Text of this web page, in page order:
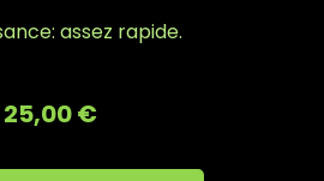
assez rapide.
25,00 €